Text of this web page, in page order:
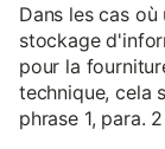
Dans les cas
stockage
pour la
technique, cela
phrase 1, para.